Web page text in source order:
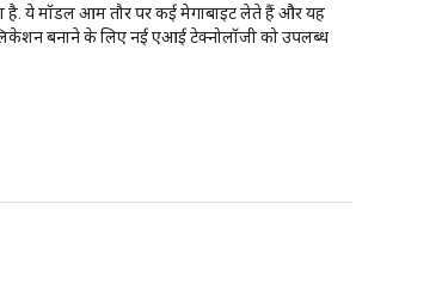
ये मॉडल आम तौर पर कई मेगाबाइट लेते हैं और यह
बनाने के लिए नई एआई टेक्नोलॉजी को उपलब्ध